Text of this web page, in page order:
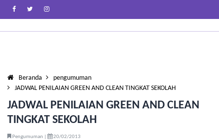
Beranda
pengumuman
JADWAL PENILAIAN GREEN AND CLEAN TINGKAT SEKOLAH
JADWAL PENILAIAN GREEN AND CLEAN
TINGKAT SEKOLAH
Pengumuman | 20/02/2013